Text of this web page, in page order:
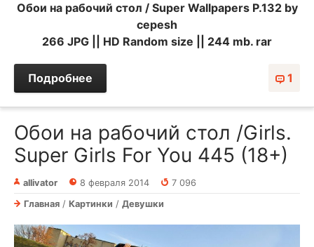
Обои на рабочий стол / Super Wallpapers P.132 by
cepesh
266 JPG || HD Random size || 244 mb. rar
1
Подробнее
Обои на рабочий стол /Girls.
Super Girls For You 445 (18+)
allivator 8 февраля 2014
7 096
Главная / Картинки / Девушки